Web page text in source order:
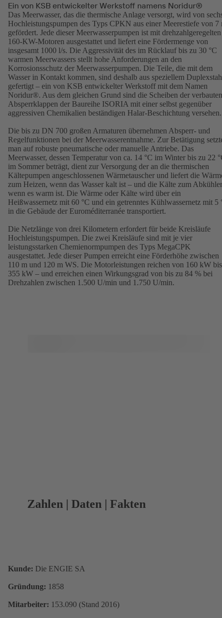
Ein von KSB entwickelter Werkstoff namens Noridur®
Das Meerwasser, das die thermische Anlage versorgt, wird von
Hochleistungspumpen des Typs CPKN aus einer Meerestiefe von 7
gefördert. Jede dieser Meerwasserpumpen ist mit drehzahlgeregelten
160-KW-Motoren ausgestattet und liefert eine Fördermenge von
insgesamt 1000 l/s. Die Aggressivität des im Rücklauf bis zu 30 °C
warmen Meerwassers stellt hohe Anforderungen an den
Korrosionsschutz der Meerwasserpumpen. Die Teile, die mit dem
Wasser in Kontakt kommen, sind deshalb aus speziellem
gefertigt – ein von KSB entwickelter Werkstoff mit dem Namen
Noridur®. Aus dem gleichen Grund sind die Scheiben der verbauten
Absperrklappen der Baureihe ISORIA mit einer selbst gegenüber
aggressiven Chemikalien beständigen Halar-Beschichtung versehen.
Die bis zu DN 700 großen Armaturen übernehmen Absperr- und
Regelfunktionen bei der Meerwasserentnahme. Zur Betätigung
man auf robuste pneumatische oder manuelle Antriebe. Das
Meerwasser, dessen Temperatur von ca. 14 °C im Winter bis zu 22
im Sommer beträgt, dient zur Versorgung der an die thermischen
Kältepumpen angeschlossenen Wärmetauscher und liefert die
zum Heizen, wenn das Wasser kalt ist – und die Kälte zum
wenn es warm ist. Die Wärme oder Kälte wird über ein
Heißwassernetz mit 60 °C und ein getrenntes Kühlwassernetz mit 5
in die Gebäude der Euroméditerranée transportiert.
Die Netzlänge von drei Kilometern erfordert für beide Kreisläufe
Hochleistungspumpen. Die zwei Kreisläufe sind mit je vier
leistungsstarken Chemienormpumpen des Typs MegaCPK
ausgestattet. Jede dieser Pumpen erreicht eine Förderhöhe zwischen
110 m und 120 m WS. Die Motorleistungen reichen von 160 kW bis
355 kW – und erreichen einen Wirkungsgrad von bis zu 84 % bei
Drehzahlen zwischen 1.500 U/min und 1.750 U/min.
Zahlen | Daten | Fakten
Kunde: Die ENGIE SA
Gründung: 1858
Mitarbeiter: 153.090 (Stand 2016)